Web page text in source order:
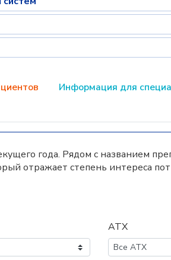
Информация для
года. Рядом с названием
отражает степень интереса
АТХ